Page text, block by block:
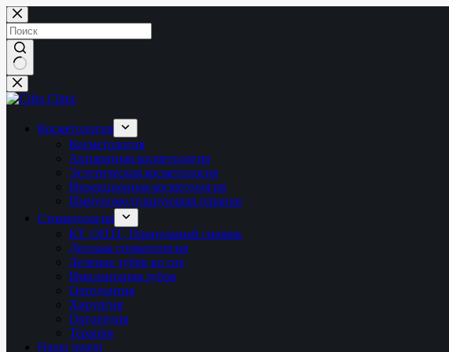
Перейти
к
сути
Ничего
не
Косметология
Косметология
Аппаратная косметология
Эстетическая косметология
Инъекционная косметология
Иммуномодулирующая терапия
Стоматология
КТ, ОПТГ, Прицельный снимок
Детская стоматология
Лечение зубов во сне
Имплантация зубов
Ортодонтия
Хирургия
Ортопедия
Терапия
Наши врачи